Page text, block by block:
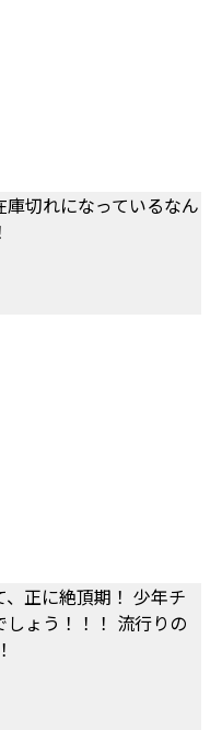
切れになっているなん
正に絶頂期！ 少年チ
ょう！！！ 流行りの